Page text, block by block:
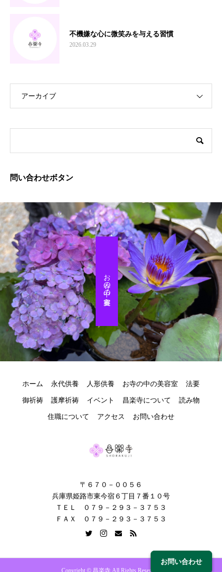
不機嫌な心に微笑みを与える習慣
2026.03.29
アーカイブ
お問い合わせ
問い合わせボタン
お問い合わせ
お寺の中の美容室
ホーム 永代供養 人形供養 お寺の中の美容室 法要
御祈祷 護摩祈祷 イベント 昌楽寺について 読み物
住職について アクセス お問い合わせ
〒６７０－００５６
兵庫県姫路市東今宿６丁目７番１０号
ＴＥＬ ０７９－２９３－３７５３
ＦＡＸ ０７９－２９３－３７５３
Copyright © 昌楽寺 All Rights Reserved.